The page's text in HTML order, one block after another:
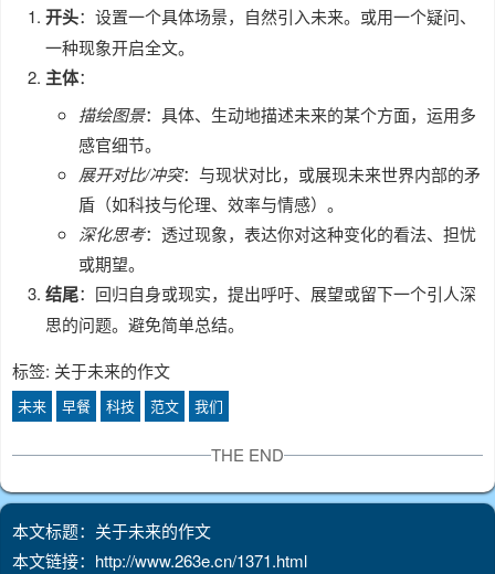
开头：设置一个具体场景，自然引入未来。或用一个疑问、
一种现象开启全文。
主体：
描绘图景：具体、生动地描述未来的某个方面，运用多
感官细节。
展开对比/冲突：与现状对比，或展现未来世界内部的矛
盾（如科技与伦理、效率与情感）。
深化思考：透过现象，表达你对这种变化的看法、担忧
或期望。
结尾：回归自身或现实，提出呼吁、展望或留下一个引人深
思的问题。避免简单总结。
标签: 关于未来的作文
未来 早餐 科技 范文 我们
THE END
本文标题：关于未来的作文
本文链接：http://www.263e.cn/1371.html